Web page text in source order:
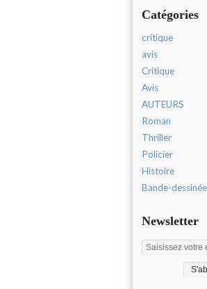
Catégories
critique
avis
Critique
Avis
AUTEURS
Roman
Thriller
Policier
Histoire
Bande-dessinée
Newsletter